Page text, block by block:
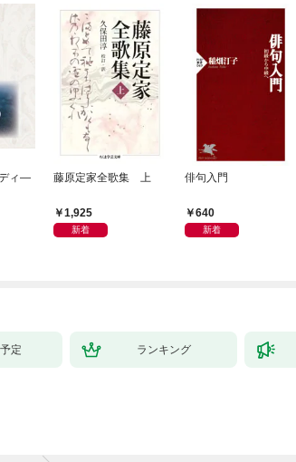
ィ―
藤原定家全歌集 上
1,925
新着
俳句入門
640
新着
定 ランキング